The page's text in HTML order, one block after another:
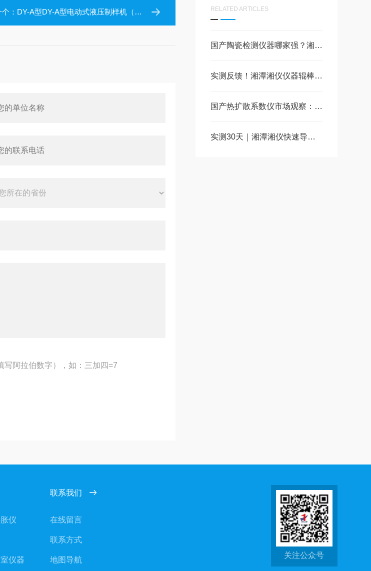
RELATED ARTICLES
国产陶瓷检测仪器哪家强？湘潭湘仪实力测评
实测反馈！湘潭湘仪仪器辊棒印检测仪的使用优势
国产热扩散系数仪市场观察：湘潭湘仪RKSY-II技术解析
实测30天｜湘潭湘仪快速导热系数仪：国产仪器加速进口替代优选之选
： DY-A型DY-A型电动式液压制样机（自动脱模）
写阿拉伯数字），如：三加四=7
仪
仪器
联系我们
在线留言
联系方式
地图导航
关注公众号